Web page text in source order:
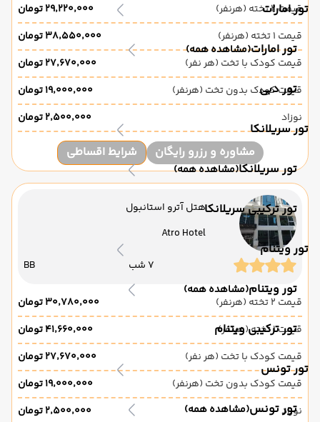
تور امارات
تور امارات(مشاهده همه)
تور دبی
تور سریلانکا
تور سریلانکا(مشاهده همه)
تور ترکیبی سریلانکا
تور ویتنام
تور ویتنام(مشاهده همه)
تور ترکیبی ویتنام
تور تونس
تور تونس(مشاهده همه)
قیمت 2 تخته (هرنفر)
۲۹٬۲۲۰٬۰۰۰ تومان
قیمت 1 تخته (هرنفر)
۳۸٬۵۵۰٬۰۰۰ تومان
قیمت کودک با تخت (هر نفر)
۲۷٬۶۷۰٬۰۰۰ تومان
قیمت کودک بدون تخت (هرنفر)
۱۹٬۰۰۰٬۰۰۰ تومان
نوزاد
۲٬۵۰۰٬۰۰۰ تومان
مشاوره و رزرو رایگان شرایط اقساطی
هتل آترو استانبول
Atro Hotel
7 شب BB
قیمت 2 تخته (هرنفر)
۳۰٬۷۸۰٬۰۰۰ تومان
قیمت 1 تخته (هرنفر)
۴۱٬۶۶۰٬۰۰۰ تومان
قیمت کودک با تخت (هر نفر)
۲۷٬۶۷۰٬۰۰۰ تومان
قیمت کودک بدون تخت (هرنفر)
۱۹٬۰۰۰٬۰۰۰ تومان
نوزاد
۲٬۵۰۰٬۰۰۰ تومان